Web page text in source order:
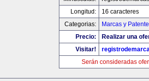
Longitud:
16 caracteres
Categorias:
Marcas y
Precio:
Realizar una
Visitar!
Serán consideradas